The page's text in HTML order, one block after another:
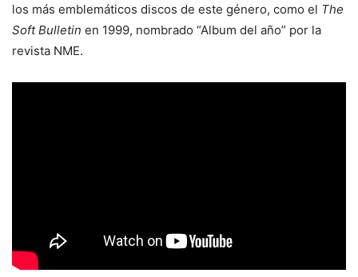
los más emblemáticos discos de este género, como el The
Soft Bulletin en 1999, nombrado “Album del año” por la
revista NME.